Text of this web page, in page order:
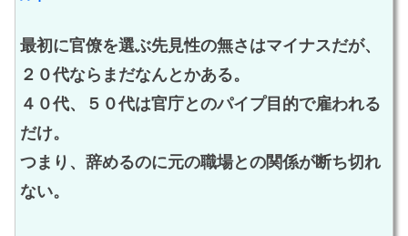
最初に官僚を選ぶ先見性の無さはマイナスだが、
２０代ならまだなんとかある。
４０代、５０代は官庁とのパイプ目的で雇われる
だけ。
つまり、辞めるのに元の職場との関係が断ち切れ
ない。